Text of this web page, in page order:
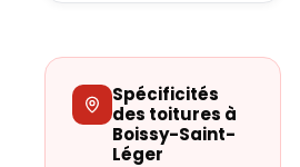
Spécificités
des toitures à
Boissy-Saint-
Léger